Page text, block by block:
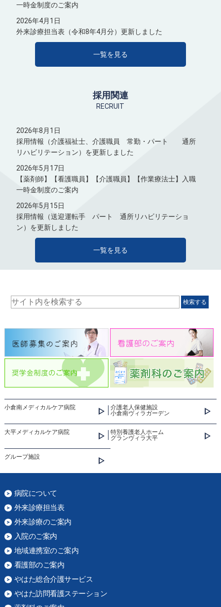
一時金制度のご案内
2026年4月1日
外来診療担当表（令和8年4月分）更新しました
一覧を見る
採用関連
RECRUIT
2026年8月1日
採用情報（介護福祉士、介護職員 常勤・パート 通所
リハビリテーション）を更新しました
2026年5月17日
【薬剤師】【看護職員】【介護職員】【作業療法士】入職
一時金制度のご案内
2026年5月15日
採用情報（送迎運転手 パート 通所リハビリテーショ
ン）を更新しました
一覧を見る
検索する
小倉南メディカルケア病院
介護老人保健施設
小倉南ヴィラガーデン
大平メディカルケア病院
特別養護老人ホーム
グランヴィラ大平
グループ施設
病院について
外来診療担当表
外来診療のご案内
入院のご案内
地域連携室のご案内
看護部のご案内
やはた総合介護サービス
やはた訪問看護ステーション